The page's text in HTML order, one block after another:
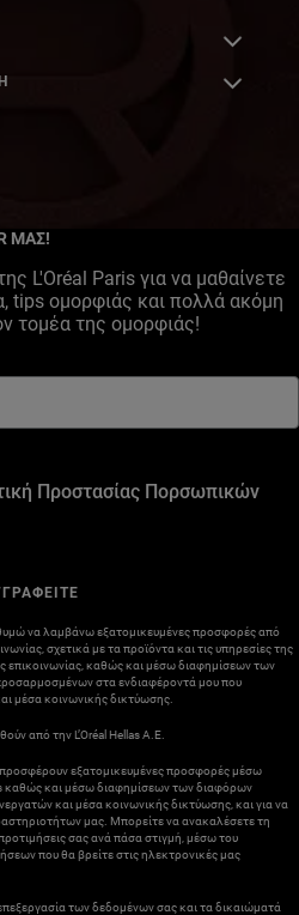
ΜΑΣ!
L'Oréal Paris για να μαθαίνετε
tips ομορφιάς και πολλά ακόμη
τομέα της ομορφιάς!
Προστασίας Πορσωπικών
να λαμβάνω εξατομικευμένες προσφορές από
σχετικά με τα προϊόντα και τις υπηρεσίες της
επικοινωνίας, καθώς και μέσω διαφημίσεων των
στα ενδιαφέροντά μου που
μέσα κοινωνικής δικτύωσης.
από την L’Oréal Hellas A.E.
εξατομικευμένες προσφορές μέσω
καθώς και μέσω διαφημίσεων των διαφόρων
και μέσα κοινωνικής δικτύωσης, και για να
μας. Μπορείτε να ανακαλέσετε τη
σας ανά πάσα στιγμή, μέσω του
που θα βρείτε στις ηλεκτρονικές μας
των δεδομένων σας και τα δικαιώματά